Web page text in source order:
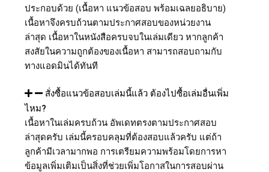
ประกอบด้วย (เนื้อหา แนวข้อสอบ พร้อมเฉลยอธิบาย)
เนื้อหาจึงครบถ้วนตามประกาศสอบของหน่วยงาน
ล่าสุด เนื้อหาในหนังสือครบจบในเล่มเดียว หากลูกค้า
สงสัยในความถูกต้องของเนื้อหา สามารถสอบถามกับ
ทางแอดมินได้ทันที
สั่งซื้อแนวข้อสอบเล่มนี้แล้ว ต้องไปซื้อเล่มอื่นเพิ่ม
ไหม?
เนื้อหาในเล่มครบถ้วน อัพเดทตรงตามประกาศสอบ
ล่าสุดครับ เล่มนี้ครอบคลุมที่ต้องสอบแล้วครับ แต่ถ้า
ลูกค้ามีเวลามากพอ การเตรียมความพร้อมโดยการหา
ข้อมูลเพิ่มเติมเป็นสิ่งที่ช่วยเพิ่มโอกาสในการสอบผ่าน